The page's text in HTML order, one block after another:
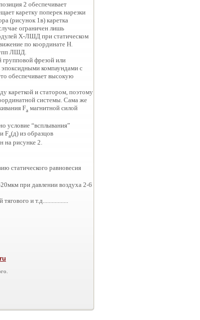
2 обеспечивает
каретку поперек нарезки
(рисунок 1в) каретка
ограничен лишь
Х-ЛШД при статическом
по координате Н.
ЛШД.
групповой фрезой или
компаундами с
обеспечивает высокую
кареткой и статором, поэтому
системы. Сама же
Fa магнитной силой
условие “всплывания”
Fa(д) из образцов
на рисунке 2.
статического равновесия
при давлении воздуха 2-6
и т.д.................